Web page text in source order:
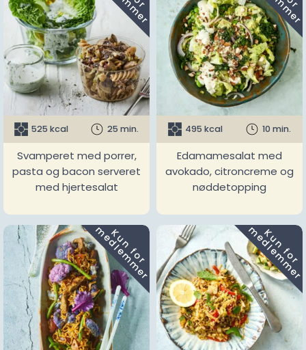
525 kcal 25 min.
Svamperet med porrer,
pasta og bacon serveret
med hjertesalat
495 kcal 10 min.
Edamamesalat med
avokado, citroncreme og
nøddetopping
K
u
n
f
o
r
m
e
d
l
e
m
m
e
r K
u
n
f
o
r
m
e
d
l
e
m
m
e
r